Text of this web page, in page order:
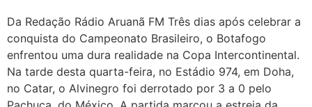
Da Redação Rádio Aruanã FM Três dias após celebrar a
conquista do Campeonato Brasileiro, o Botafogo
enfrentou uma dura realidade na Copa Intercontinental.
Na tarde desta quarta-feira, no Estádio 974, em Doha,
no Catar, o Alvinegro foi derrotado por 3 a 0 pelo